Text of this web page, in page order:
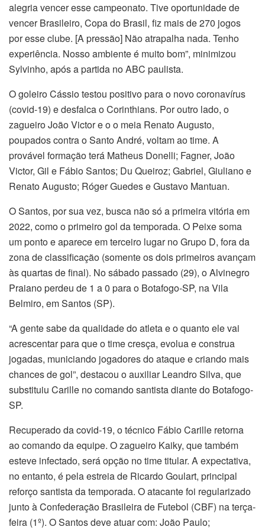
alegria vencer esse campeonato. Tive oportunidade de
vencer Brasileiro, Copa do Brasil, fiz mais de 270 jogos
por esse clube. [A pressão] Não atrapalha nada. Tenho
experiência. Nosso ambiente é muito bom”, minimizou
Sylvinho, após a partida no ABC paulista.
O goleiro Cássio testou positivo para o novo coronavírus
(covid-19) e desfalca o Corinthians. Por outro lado, o
zagueiro João Victor e o o meia Renato Augusto,
poupados contra o Santo André, voltam ao time. A
provável formação terá Matheus Donelli; Fagner, João
Victor, Gil e Fábio Santos; Du Queiroz; Gabriel, Giuliano e
Renato Augusto; Róger Guedes e Gustavo Mantuan.
O Santos, por sua vez, busca não só a primeira vitória em
2022, como o primeiro gol da temporada. O Peixe soma
um ponto e aparece em terceiro lugar no Grupo D, fora da
zona de classificação (somente os dois primeiros avançam
às quartas de final). No sábado passado (29), o Alvinegro
Praiano perdeu de 1 a 0 para o Botafogo-SP, na Vila
Belmiro, em Santos (SP).
“A gente sabe da qualidade do atleta e o quanto ele vai
acrescentar para que o time cresça, evolua e construa
jogadas, municiando jogadores do ataque e criando mais
chances de gol”, destacou o auxiliar Leandro Silva, que
substituiu Carille no comando santista diante do Botafogo-
SP.
Recuperado da covid-19, o técnico Fábio Carille retorna
ao comando da equipe. O zagueiro Kaiky, que também
esteve infectado, será opção no time titular. A expectativa,
no entanto, é pela estreia de Ricardo Goulart, principal
reforço santista da temporada. O atacante foi regularizado
junto à Confederação Brasileira de Futebol (CBF) na terça-
feira (1º). O Santos deve atuar com: João Paulo;